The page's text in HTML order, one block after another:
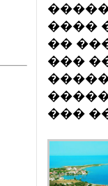
����
��
���
���